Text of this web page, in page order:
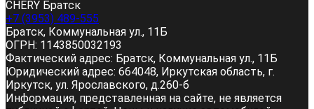
CHERY Братск
+7 (3953) 489-555
Братск, Коммунальная ул., 11Б
ОГРН: 1143850032193
Фактический адрес: Братск, Коммунальная ул., 11Б
Юридический адрес: 664048, Иркутская область, г.
Иркутск, ул. Ярославского, д.260-б
Информация, представленная на сайте, не является